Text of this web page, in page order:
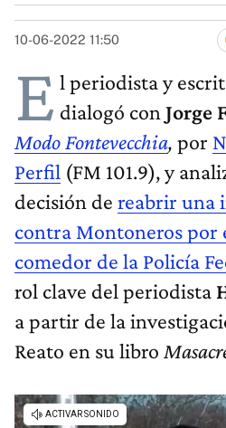
10-06-2022 11:50
E l periodista y
dialogó con Jorge
Modo Fontevecchia, por
Perfil (FM 101.9), y
decisión de reabrir una
contra Montoneros por
comedor de la Policía
rol clave del periodista
a partir de la
Reato en su libro